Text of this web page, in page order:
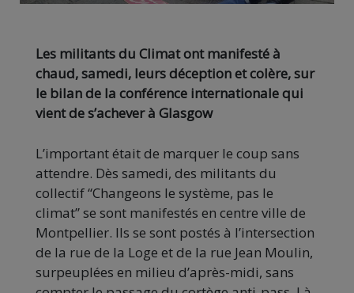
Les militants du Climat ont manifesté à
chaud, samedi, leurs déception et colère, sur
le bilan de la conférence internationale qui
vient de s’achever à Glasgow
L’important était de marquer le coup sans
attendre. Dès samedi, des militants du
collectif “Changeons le système, pas le
climat” se sont manifestés en centre ville de
Montpellier. Ils se sont postés à l’intersection
de la rue de la Loge et de la rue Jean Moulin,
surpeuplées en milieu d’après-midi, sans